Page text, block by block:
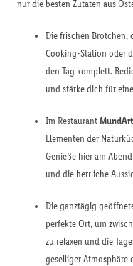
nur die besten Zutaten aus
Die frischen Brötchen,
Cooking-Station oder
den Tag komplett.
und stärke dich für
Im RestaurantMundArt
Elementen der
Genieße hier am
und die herrliche
Die ganztägig
perfekte Ort, um
zu relaxen und die
geselliger Atmosphäre